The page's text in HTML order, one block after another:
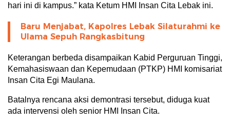
hari ini di kampus.” kata Ketum HMI Insan Cita Lebak ini.
Baru Menjabat, Kapolres Lebak Silaturahmi ke
Ulama Sepuh Rangkasbitung
Keterangan berbeda disampaikan Kabid Perguruan Tinggi,
Kemahasiswaan dan Kepemudaan (PTKP) HMI komisariat
Insan Cita Egi Maulana.
Batalnya rencana aksi demontrasi tersebut, diduga kuat
ada intervensi oleh senior HMI Insan Cita.